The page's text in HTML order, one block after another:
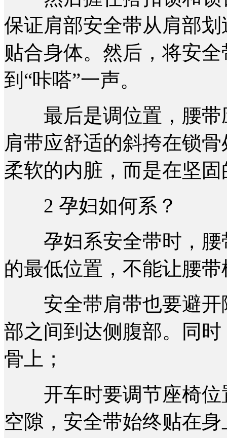
保证肩部安全带从肩部
贴合身体。然后，将安
到“咔嗒”一声。
最后是调位置，腰带
肩带应舒适的斜挎在锁
柔软的内脏，而是在坚
2 孕妇如何系？
孕妇系安全带时，腰
的最低位置，不能让腰
安全带肩带也要避开
部之间到达侧腹部。同
骨上；
开车时要调节座椅位
空隙，安全带始终贴在身